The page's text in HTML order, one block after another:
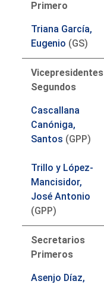
Primero
Triana García,
Eugenio (GS)
Vicepresidentes
Segundos
Cascallana
Canóniga,
Santos (GPP)
Trillo y López-
Mancisidor,
José Antonio
(GPP)
Secretarios
Primeros
Asenjo Díaz,